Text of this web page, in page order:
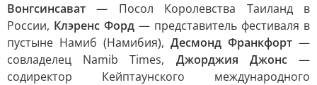
Вонгсинсават — Посол Королевства Таиланд в
России, Клэренс Форд — представитель фестиваля в
пустыне Намиб (Намибия), Десмонд Франкфорт —
совладелец Namib Times, Джорджия Джонс—
содиректор Кейптаунского международного